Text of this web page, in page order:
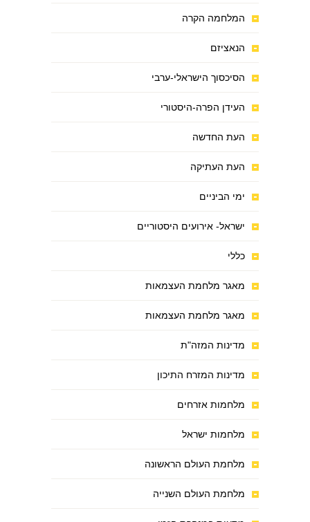
המלחמה הקרה
הנאציזם
הסיכסוך הישראלי-ערבי
העידן הפרה-היסטורי
העת החדשה
העת העתיקה
ימי הביניים
ישראל- אירועים היסטוריים
כללי
מאגר מלחמת העצמאות
מאגר מלחמת העצמאות
מדינות המזה"ת
מדינות המזרח התיכון
מלחמות אזרחים
מלחמות ישראל
מלחמת העולם הראשונה
מלחמת העולם השנייה